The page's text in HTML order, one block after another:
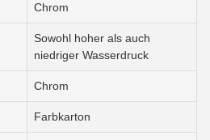
Chrom
Sowohl hoher als auch
niedriger Wasserdruck
Chrom
Farbkarton